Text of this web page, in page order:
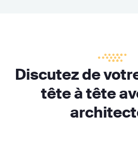
Discutez de
tête à tête